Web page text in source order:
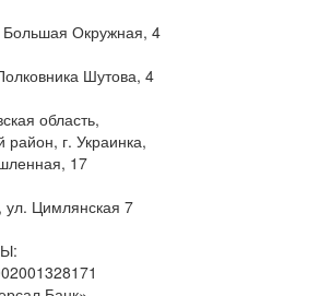
Большая Окружная, 4
Шутова, 4
область,
район, г. Украинка,
17
ул. Цимлянская 7